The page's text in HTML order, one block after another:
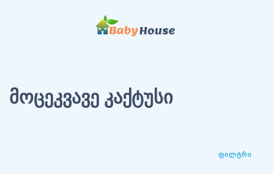
მოცეკვავე კაქტუსი
ᲤᲘᲚᲢᲠᲘ